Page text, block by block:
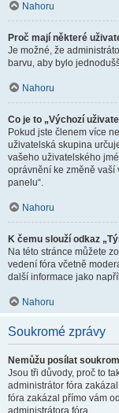
Nahoru
Proč mají některé
Je možné, že
barvu, aby bylo
Nahoru
Co je to „Výchozí
Pokud jste členem více
uživatelská skupina
vašeho uživatelského
oprávnění ke změně vaší
panelu“.
Nahoru
K čemu slouží odkaz
Na této stránce můžete
vedení fóra včetně
další informace jako
Nahoru
Soukromé zprávy
Nemůžu posílat
Jsou tři důvody, proč to
administrátor fóra
fóra zakázal přímo vám
administrátora fóra.